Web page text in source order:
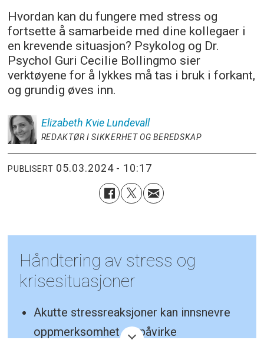
Hvordan kan du fungere med stress og
fortsette å samarbeide med dine kollegaer i
en krevende situasjon? Psykolog og Dr.
Psychol Guri Cecilie Bollingmo sier
verktøyene for å lykkes må tas i bruk i forkant,
og grundig øves inn.
Elizabeth Kvie Lundevall
REDAKTØR I SIKKERHET OG BEREDSKAP
PUBLISERT 05.03.2024 - 10:17
Håndtering av stress og
krisesituasjoner
Akutte stressreaksjoner kan innsnevre
oppmerksomhet og påvirke